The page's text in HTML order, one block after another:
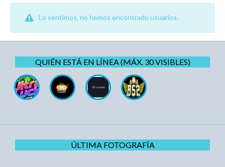
Lo sentimos, no hemos encontrado usuarios.
QUIÉN ESTÁ EN LÍNEA (MÁX. 30 VISIBLES)
ÚLTIMA FOTOGRAFÍA